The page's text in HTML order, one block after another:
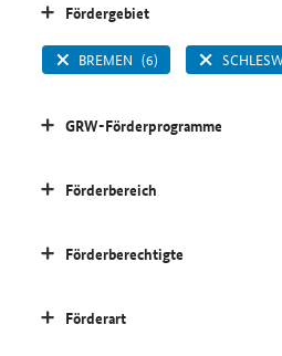
Fördergebiet
BREMEN (6)
GRW-Förderprogramme
Förderbereich
Förderberechtigte
Förderart